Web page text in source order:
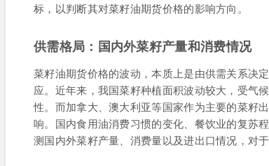
标，以判断其对菜籽油期货价格的影响方向。
供需格局：国内外菜籽产量和消费情况
菜籽油期货价格的波动，本质上是由供需关系决
应。近年来，我国菜籽种植面积波动较大，受气
性。而加拿大、澳大利亚等国家作为主要的菜籽
响。国内食用油消费习惯的变化、餐饮业的复苏
测国内外菜籽产量、消费量以及进出口情况，对